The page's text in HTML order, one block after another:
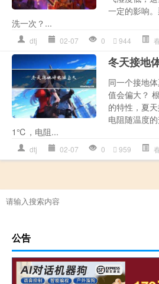
一定的影响
洗一次？...
dtj 02-07 0 944
冬天接地
同一个接地
值会偏大？
的特性，夏
电阻随温度
1℃，电阻...
dtj 02-07 0 959
公告